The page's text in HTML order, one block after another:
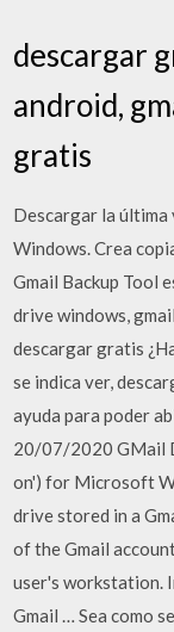
descargar
android,
gratis
Descargar la última
Windows. Crea
Gmail Backup Tool
drive windows,
descargar gratis
se indica ver,
ayuda para poder
20/07/2020 GMail
on') for Microsoft
drive stored in a
of the Gmail
user's workstation.
Gmail … Sea como